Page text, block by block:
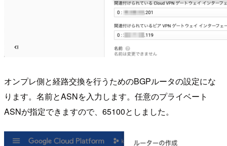
オンプレ側と経路交換を行うためのBGPルータの設定にな
ります。名前とASNを入力します。任意のプライベート
ASNが指定できますので、65100としました。